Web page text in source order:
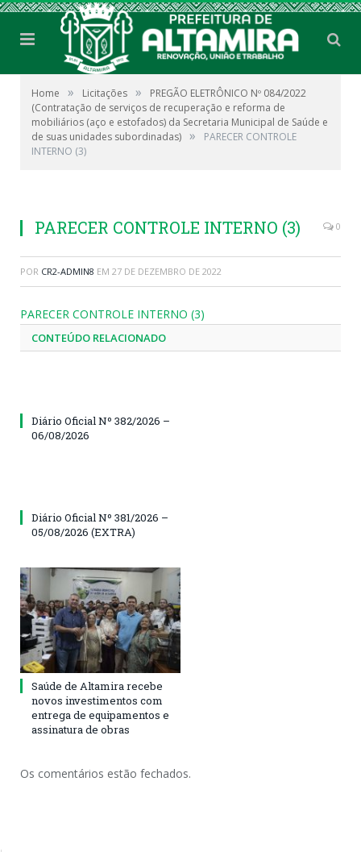
Home » Licitações »
PREGÃO ELETRÔNICO Nº 084/2022
(Contratação de serviços de recuperação e reforma de
mobiliários (aço e estofados) da Secretaria Municipal de Saúde e
de suas unidades subordinadas) »
PARECER CONTROLE
INTERNO (3)
PARECER CONTROLE INTERNO (3) 0
POR CR2-ADMIN8 EM 27 DE DEZEMBRO DE 2022
PARECER CONTROLE INTERNO (3)
CONTEÚDO RELACIONADO
Diário Oficial Nº 382/2026 –
06/08/2026
Diário Oficial Nº 381/2026 –
05/08/2026 (EXTRA)
Saúde de Altamira recebe
novos investimentos com
entrega de equipamentos e
assinatura de obras
Os comentários estão fechados.